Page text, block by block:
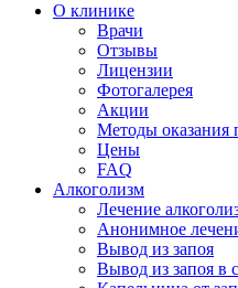
О клинике
Врачи
Отзывы
Лицензии
Фотогалерея
Акции
Методы оказания
Цены
FAQ
Алкоголизм
Лечение
Анонимное
Вывод из запоя
Вывод из запоя в